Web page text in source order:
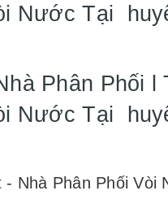
Nước Tại
Phân Phối l
Nước Tại
Nhà Phân Phối Vòi